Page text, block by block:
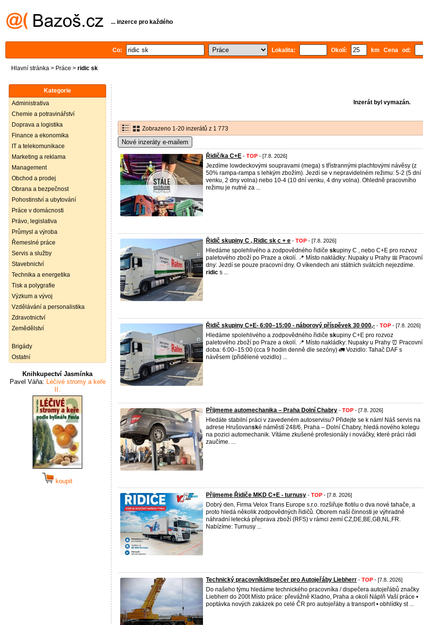
... inzerce pro každého
Co: Lokalita: Okolí: km Cena od:
Hlavní stránka > Práce > ridic sk
Kategorie
Administrativa
Chemie a potravinářství
Doprava a logistika
Finance a ekonomika
IT a telekomunikace
Marketing a reklama
Management
Obchod a prodej
Obrana a bezpečnost
Pohostinství a ubytování
Práce v domácnosti
Právo, legislativa
Průmysl a výroba
Řemeslné práce
Servis a služby
Stavebnictví
Technika a energetika
Tisk a polygrafie
Výzkum a vývoj
Vzdělávání a personalistika
Zdravotnictví
Zemědělství
Brigády
Ostatní
Knihkupectví Jasmínka
Pavel Váňa: Léčivé stromy a keře
II.
koupit
Inzerát byl vymazán.
Zobrazeno 1-20 inzerátů z 1 773
Nové inzeráty e-mailem
Řidič/ka C+E - TOP - [7.8. 2026]
Jezdíme lowdeckovými soupravami (mega) s třístrannými plachtovými návěsy (z
50% rampa-rampa s lehkým zbožím). Jezdí se v nepravidelném režimu: 5-2 (5 dní
venku, 2 dny volna) nebo 10-4 (10 dní venku, 4 dny volna). Ohledně pracovního
režimu je nutné za ...
Řidič skupiny C , Ridic sk c + e - TOP - [7.8. 2026]
Hledáme spolehlivého a zodpovědného řidiče skupiny C , nebo C+E pro rozvoz
paletového zboží po Praze a okolí. 📍 Místo nakládky: Nupaky u Prahy 📅 Pracovní
dny: Jezdí se pouze pracovní dny. O víkendech ani státních svátcích nejezdíme.
ridic s ...
Řidič skupiny C+E- 6:00–15:00 - náborový příspěvek 30 000,- - TOP - [7.8. 2026]
Hledáme spolehlivého a zodpovědného řidiče skupiny C+E pro rozvoz
paletového zboží po Praze a okolí. 📍 Místo nakládky: Nupaky u Prahy ⏰ Pracovní
doba: 6:00–15:00 (cca 9 hodin denně dle sezóny) 🚛 Vozidlo: Tahač DAF s
návěsem (přidělené vozidlo) ...
Přijmeme automechanika – Praha Dolní Chabry - TOP - [7.8. 2026]
Hledáte stabilní práci v zavedeném autoservisu? Přidejte se k nám! Náš servis na
adrese Hrušovanské náměstí 248/6, Praha – Dolní Chabry, hledá nového kolegu
na pozici automechanik. Vítáme zkušené profesionály i nováčky, které práci rádi
zaučíme. ...
Přijmeme Řidiče MKD C+E - turnusy - TOP - [7.8. 2026]
Dobrý den, Firma Velox Trans Europe s.r.o. rozšiřuje flotilu o dva nové tahače, a
proto hledá několik zodpovědných řidičů. Oborem naší činnosti je výhradně
náhradní letecká přeprava zboží (RFS) v rámci zemí CZ,DE,BE,GB,NL,FR.
Nabízíme: Turnusy ...
Technický pracovník/dispečer pro Autojeřáby Liebherr - TOP - [7.8. 2026]
Do našeho týmu hledáme technického pracovníka / dispečera autojeřábů značky
Liebherr do 200t Místo práce: převážně Kladno, Praha a okolí Náplň Vaší práce •
poptávka nových zakázek po celé ČR pro autojeřáby a transport • obhlídky st ...